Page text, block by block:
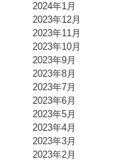
2024年1月
2023年12月
2023年11月
2023年10月
2023年9月
2023年8月
2023年7月
2023年6月
2023年5月
2023年4月
2023年3月
2023年2月